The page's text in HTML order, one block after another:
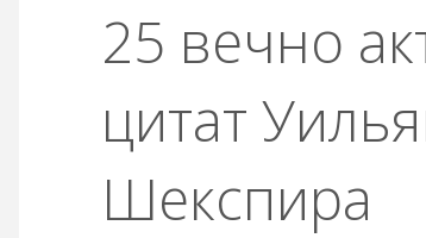
25 вечно
цитат
Шекспира